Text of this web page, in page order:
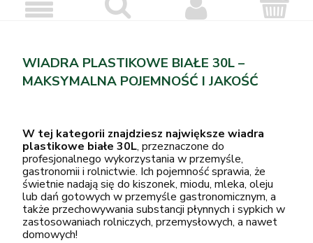
WIADRA PLASTIKOWE BIAŁE 30L –
MAKSYMALNA POJEMNOŚĆ I JAKOŚĆ
W tej kategorii znajdziesz największe wiadra
plastikowe białe 30L, przeznaczone do
profesjonalnego wykorzystania w przemyśle,
gastronomii i rolnictwie. Ich pojemność sprawia, że
świetnie nadają się do kiszonek, miodu, mleka, oleju
lub dań gotowych w przemyśle gastronomicznym, a
także przechowywania substancji płynnych i sypkich w
zastosowaniach rolniczych, przemysłowych, a nawet
domowych!